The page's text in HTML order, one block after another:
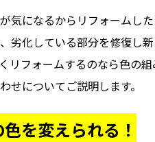
気になるからリフォームし
劣化している部分を修復し
リフォームするのなら色の
せについてご説明します。
を変えられる！